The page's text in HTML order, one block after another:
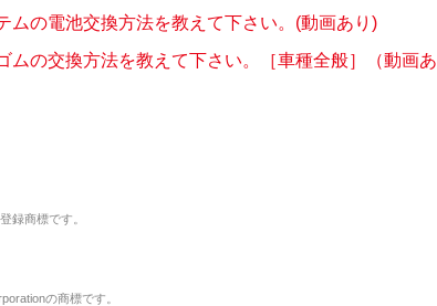
ムの電池交換方法を教えて下さい。(動画あり)
ムの交換方法を教えて下さい。［車種全般］（動画あ
録商標です。
の商標です。